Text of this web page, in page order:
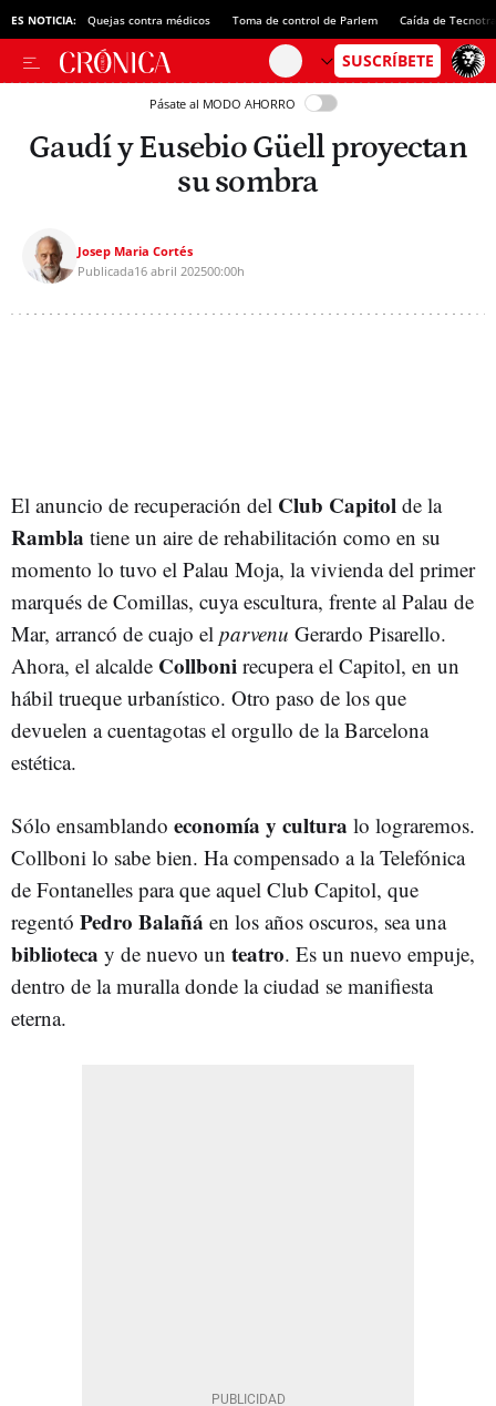
ES NOTICIA: Quejas contra médicos Toma de control de Parlem Caída de
Pásate al MODO AHORRO
Gaudí y Eusebio Güell proyectan
su sombra
Josep Maria Cortés
Publicada16 abril 202500:00h
El anuncio de recuperación del Club Capitol de la
Rambla tiene un aire de rehabilitación como en su
momento lo tuvo el Palau Moja, la vivienda del primer
marqués de Comillas, cuya escultura, frente al Palau de
Mar, arrancó de cuajo el parvenu Gerardo Pisarello.
Ahora, el alcalde Collboni recupera el Capitol, en un
hábil trueque urbanístico. Otro paso de los que
devuelen a cuentagotas el orgullo de la Barcelona
estética.
Sólo ensamblando economía y cultura lo lograremos.
Collboni lo sabe bien. Ha compensado a la Telefónica
de Fontanelles para que aquel Club Capitol, que
regentó Pedro Balañá en los años oscuros, sea una
biblioteca y de nuevo un teatro. Es un nuevo empuje,
dentro de la muralla donde la ciudad se manifiesta
eterna.